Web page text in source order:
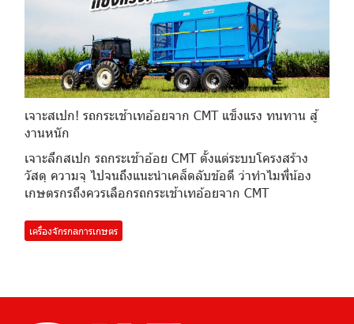
เจาะสเปก! รถกระเช้าเทอ้อยจาก CMT แข็งแรง ทนทาน สู้
งานหนัก
เจาะลึกสเปก รถกระเช้าอ้อย CMT ตั้งแต่ระบบโครงสร้าง
วัสดุ ความจุ ไปจนถึงแนะนำเคล็ดลับข้อดี ว่าทำไมพี่น้อง
เกษตรกรถึงควรเลือกรถกระเช้าเทอ้อยจาก CMT
เครื่องจักรกลการเกษตร